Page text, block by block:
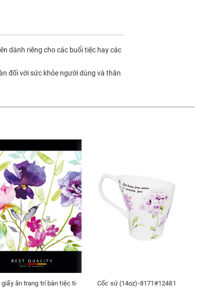
dành riêng cho các buổi tiệc hay các
đối với sức khỏe người dùng và thân
giấy ăn trang trí bàn tiệc ti-
Cốc sứ (14oz)-8171#12481